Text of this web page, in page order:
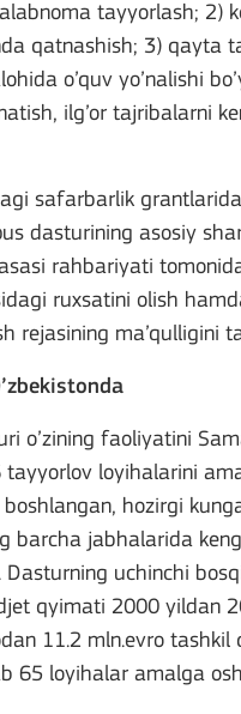
tayyorlash; 2)
qatnashish; 3) qayta
o’quv yo’nalishi
ilg’or tajribalarni
safarbarlik
dasturining asosiy
rahbariyati
ruxsatini olish
rejasining ma’qulligini
o’zining faoliyatini
tayyorlov loyihalarini
hozirgi
barcha jabhalarida
Dasturning uchinchi
qyimati 2000 yildan
11.2 mln.evro tashkil
65 loyihalar amalga